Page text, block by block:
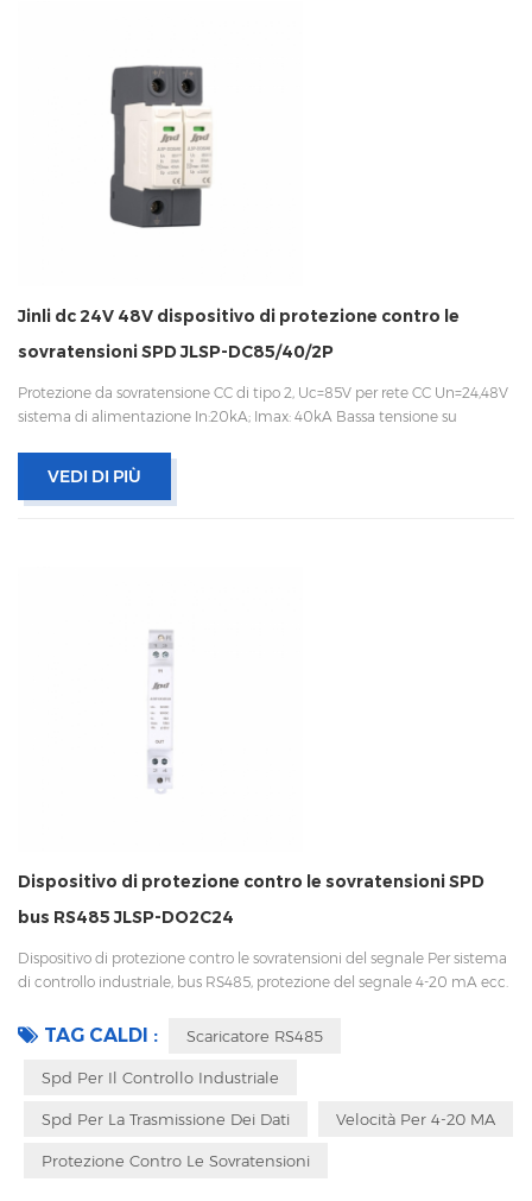
Jinli dc 24V 48V dispositivo di protezione contro le
sovratensioni SPD JLSP-DC85/40/2P
Protezione da sovratensione CC di tipo 2, Uc=85V per rete CC Un=24,48V
sistema di alimentazione In:20kA; Imax: 40kA Bassa tensione su
61643-11 OEM accettabile
VEDI DI PIÙ
Dispositivo di protezione contro le sovratensioni SPD
bus RS485 JLSP-DO2C24
Dispositivo di protezione contro le sovratensioni del segnale Per sistema
di controllo industriale, bus RS485, protezione del segnale 4-20 mA ecc.
TAG CALDI : Scaricatore RS485
Spd Per Il Controllo Industriale
Spd Per La Trasmissione Dei Dati Velocità Per 4-20 MA
Protezione Contro Le Sovratensioni